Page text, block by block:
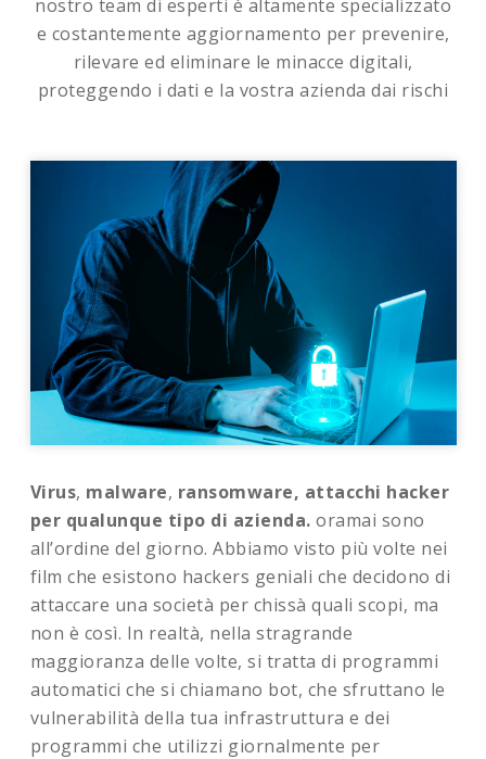
nostro team di esperti è altamente specializzato
e costantemente aggiornamento per prevenire,
rilevare ed eliminare le minacce digitali,
proteggendo i dati e la vostra azienda dai rischi
Virus, malware, ransomware, attacchi hacker
per qualunque tipo di azienda. oramai sono
all’ordine del giorno. Abbiamo visto più volte nei
film che esistono hackers geniali che decidono di
attaccare una società per chissà quali scopi, ma
non è così. In realtà, nella stragrande
maggioranza delle volte, si tratta di programmi
automatici che si chiamano bot, che sfruttano le
vulnerabilità della tua infrastruttura e dei
programmi che utilizzi giornalmente per